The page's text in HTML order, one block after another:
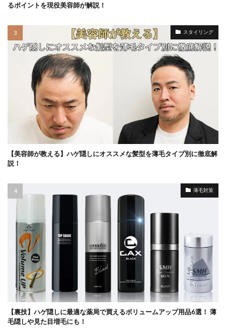
るポイントを現役美容師が解説！
スタイリング
【美容師が教える】ハゲ隠しにオススメな髪型を薄毛タイプ別に徹底解
説！
薄毛対策
【裏技】ハゲ隠しに最適な薬局で買えるボリュームアップ用品6選！ 薄
毛隠しや見た目増毛にも！